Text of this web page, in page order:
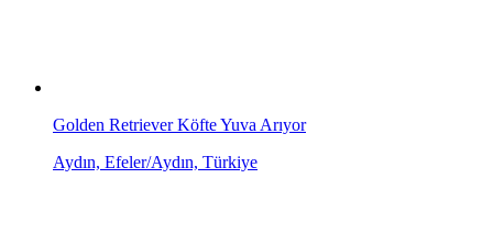
Golden Retriever Köfte Yuva Arıyor
Aydın, Efeler/Aydın, Türkiye